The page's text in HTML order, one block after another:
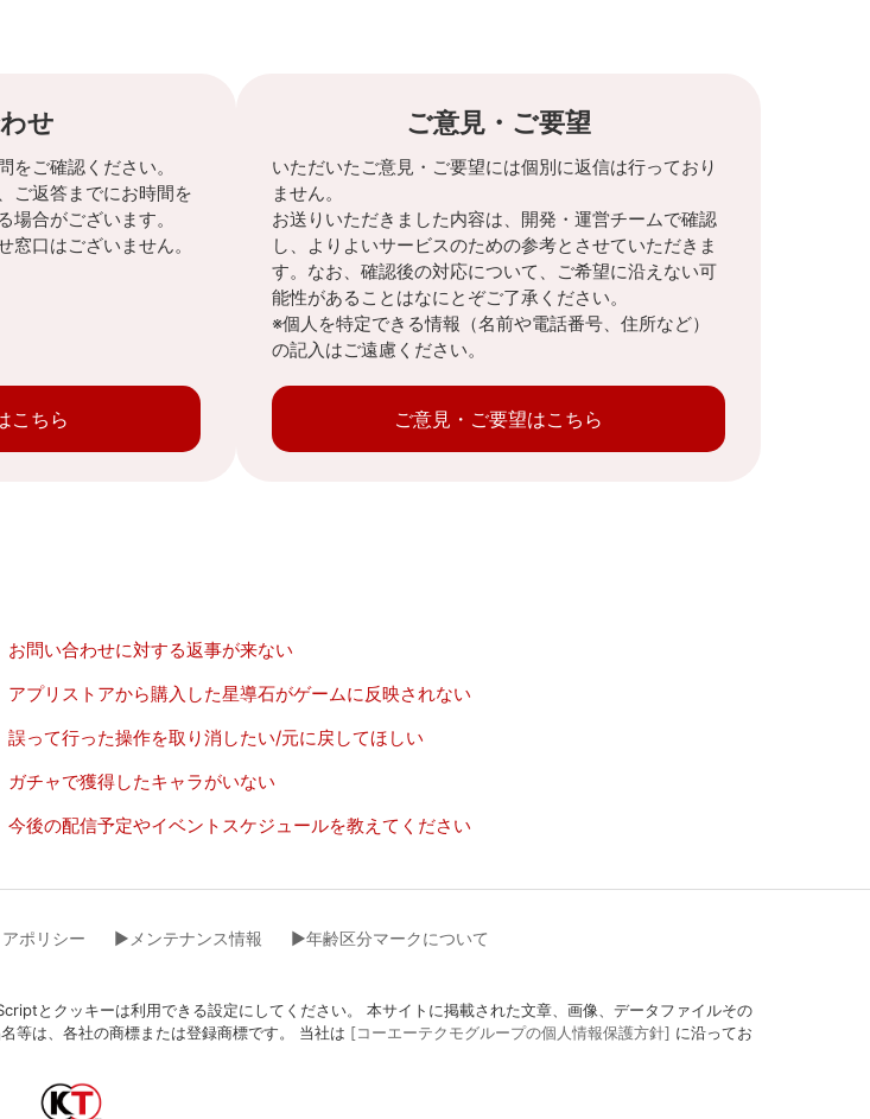
せ
をご確認ください。
ご返答までにお時間を
場合がございます。
窓口はございません。
こちら
ご意見・ご要望
いただいたご意見・ご要望には個別に返信は行っており
ません。
お送りいただきました内容は、開発・運営チームで確認
し、よりよいサービスのための参考とさせていただきま
す。なお、確認後の対応について、ご希望に沿えない可
能性があることはなにとぞご了承ください。
※個人を特定できる情報（名前や電話番号、住所など）
の記入はご遠慮ください。
ご意見・ご要望はこちら
お問い合わせに対する返事が来ない
アプリストアから購入した星導石がゲームに反映されない
誤って行った操作を取り消したい/元に戻してほしい
ガチャで獲得したキャラがいない
今後の配信予定やイベントスケジュールを教えてください
ポリシー ▶︎メンテナンス情報
▶︎年齢区分マークについて
とクッキーは利用できる設定にしてください。 本サイトに掲載された文章、画像、データファイルその
等は、各社の商標または登録商標です。 当社は [コーエーテクモグループの個人情報保護方針] に沿ってお